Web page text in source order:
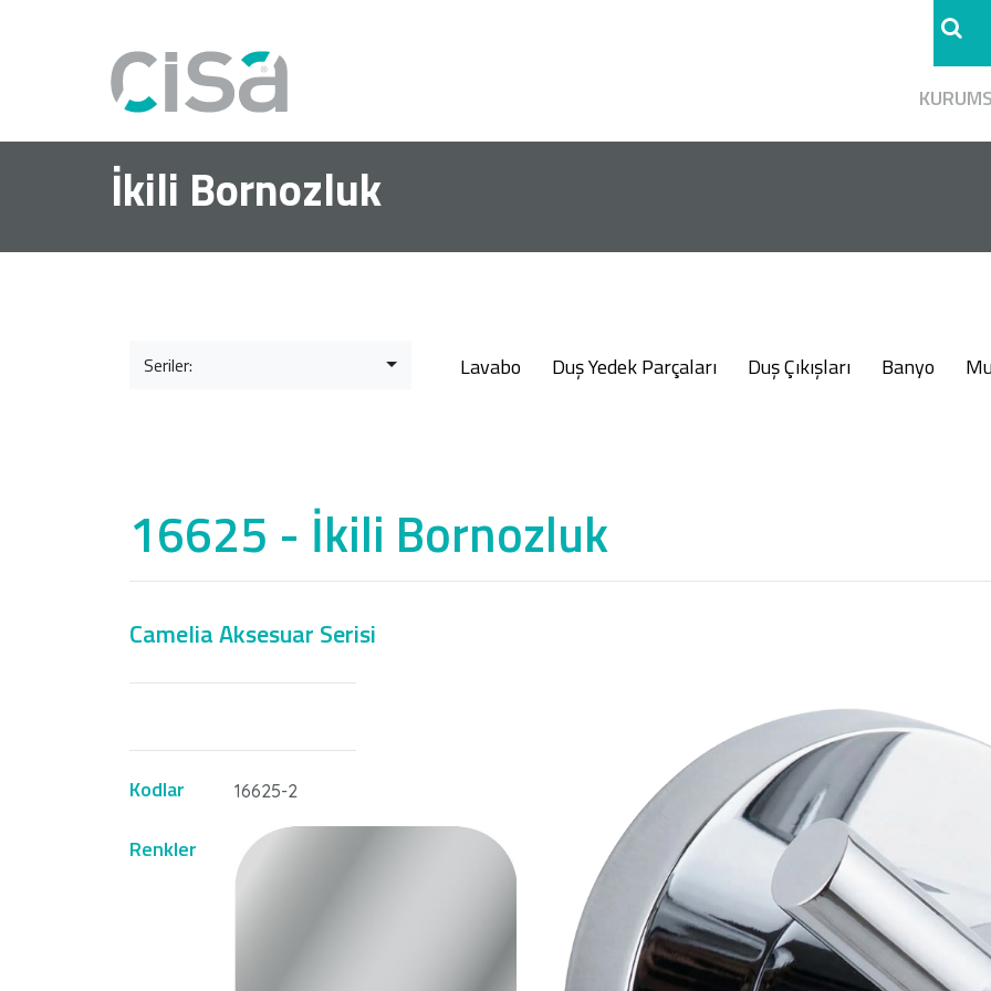
İkili Bornozluk
Seriler: Lavabo Duş Yedek Parçaları Duş Çıkışları Banyo
16625 - İkili Bornozluk
Camelia Aksesuar Serisi
Kodlar 16625-2
Renkler